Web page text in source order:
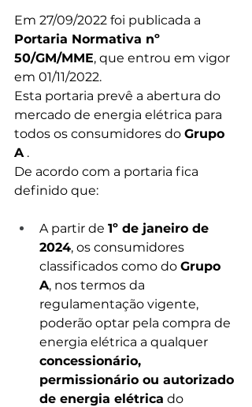
Em 27/09/2022 foi publicada a
Portaria Normativa nº
50/GM/MME, que entrou em vigor
em 01/11/2022.
Esta portaria prevê a abertura do
mercado de energia elétrica para
todos os consumidores do Grupo
A .
De acordo com a portaria fica
definido que:
A partir de 1º de janeiro de
2024, os consumidores
classificados como do Grupo
A, nos termos da
regulamentação vigente,
poderão optar pela compra de
energia elétrica a qualquer
concessionário,
permissionário ou autorizado
de energia elétrica do